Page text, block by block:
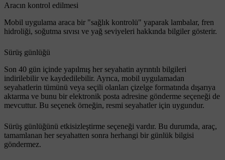
Aracın kontrol edilmesi
Mobil uygulama araca bir "sağlık kontrolü" yaparak lambalar, fren
hidroliği, soğutma sıvısı ve yağ seviyeleri hakkında bilgiler gösterir.
Sürüş günlüğü
Son 40 gün içinde yapılmış her seyahatin ayrıntılı bilgileri
indirilebilir ve kaydedilebilir. Ayrıca, mobil uygulamadan
seyahatlerin tümünü veya seçili olanları çizelge formatında dışarıya
aktarma ve bunu bir elektronik posta adresine gönderme seçeneği de
mevcuttur. Bu seçenek örneğin, resmi seyahatler için uygundur.
Sürüş günlüğünü etkisizleştirme seçeneği vardır. Bu durumda, araç,
tamamlanan her seyahatten sonra herhangi bir günlük bilgisi
göndermez.